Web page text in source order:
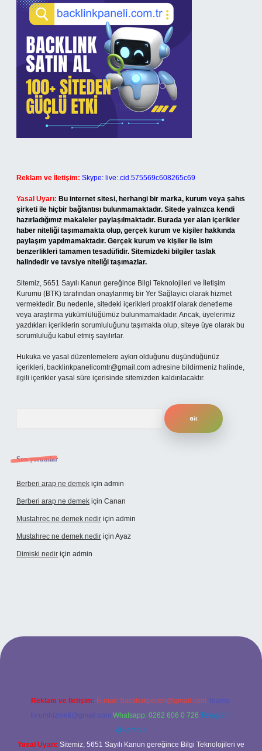
Reklam ve İletişim: Skype: live:.cid.575569c608265c69
Yasal Uyarı: Bu internet sitesi, herhangi bir marka, kurum veya şahıs
şirketi ile hiçbir bağlantısı bulunmamaktadır. Sitede yalnızca kendi
hazırladığımız makaleler paylaşılmaktadır. Burada yer alan içerikler
haber niteliği taşımamakta olup, gerçek kurum ve kişiler hakkında
paylaşım yapılmamaktadır. Gerçek kurum ve kişiler ile isim
benzerlikleri tamamen tesadüfidir. Sitemizdeki bilgiler taslak
halindedir ve tavsiye niteliği taşımazlar.
Sitemiz, 5651 Sayılı Kanun gereğince Bilgi Teknolojileri ve İletişim
Kurumu (BTK) tarafından onaylanmış bir Yer Sağlayıcı olarak hizmet
vermektedir. Bu nedenle, sitedeki içerikleri proaktif olarak denetleme
veya araştırma yükümlülüğümüz bulunmamaktadır. Ancak, üyelerimiz
yazdıkları içeriklerin sorumluluğunu taşımakta olup, siteye üye olarak bu
sorumluluğu kabul etmiş sayılırlar.
Hukuka ve yasal düzenlemelere aykırı olduğunu düşündüğünüz
içerikleri, backlinkpanelicomtr@gmail.com adresine bildirmeniz halinde,
ilgili içerikler yasal süre içerisinde sitemizden kaldırılacaktır.
Son yorumlar
Berberi arap ne demek için admin
Berberi arap ne demek için Canan
Mustahrec ne demek nedir için admin
Mustahrec ne demek nedir için Ayaz
Dimiski nedir için admin
tulipbett.net/
Reklam ve İletişim: E-mail: backlinkpaneli@gmail.com Teams:
forumhizmeti@gmail.com Whatsapp: 0262 606 0 726 Telegram:
@karabul
Yasal Uyarı: Sitemiz, 5651 Sayılı Kanun gereğince Bilgi Teknolojileri ve